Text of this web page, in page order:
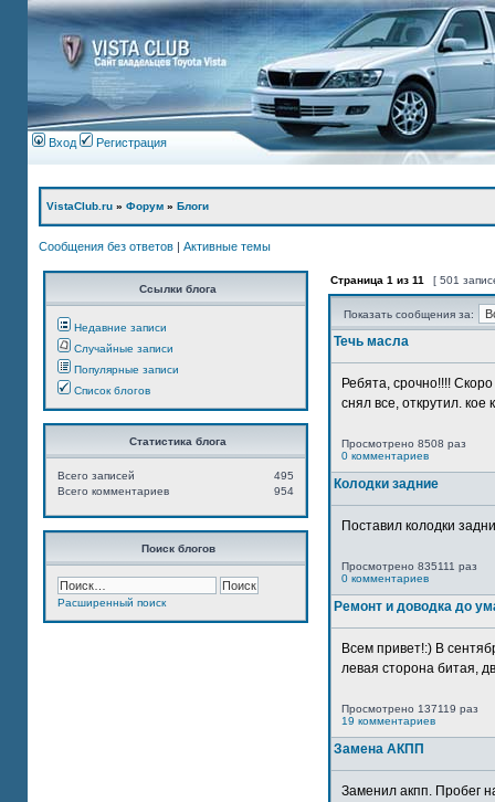
Вход Регистрация
VistaClub.ru » Форум » Блоги
Сообщения без ответов | Активные темы
Ссылки блога
Недавние записи
Случайные записи
Популярные записи
Список блогов
Статистика блога
495
Всего записей
954
Всего комментариев
Поиск блогов
Расширенный поиск
Страница 1 из 11 [ 501
Показать сообщения за:
Течь масла
Ребята, срочно!!!!
снял все, открутил. кое
Просмотрено 8508 раз
0 комментариев
Колодки задние
Поставил колодки
Просмотрено 835111 раз
0 комментариев
Ремонт и доводка до
Всем привет!:) В
левая сторона битая,
Просмотрено 137119 раз
19 комментариев
Замена АКПП
Заменил акпп. Пробег